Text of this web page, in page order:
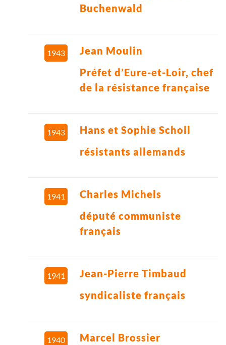
Buchenwald
1943
Jean Moulin
Préfet d’Eure-et-Loir, chef
de la résistance française
1943
Hans et Sophie Scholl
résistants allemands
1941
Charles Michels
député communiste
français
1941
Jean-Pierre Timbaud
syndicaliste français
1940 Marcel Brossier